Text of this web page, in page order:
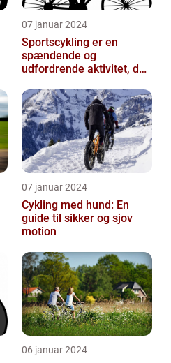
07 januar 2024
Sportscykling er en
spændende og
udfordrende aktivitet, der
fritidsmotionister o...
07 januar 2024
Cykling med hund: En
guide til sikker og sjov
motion
06 januar 2024